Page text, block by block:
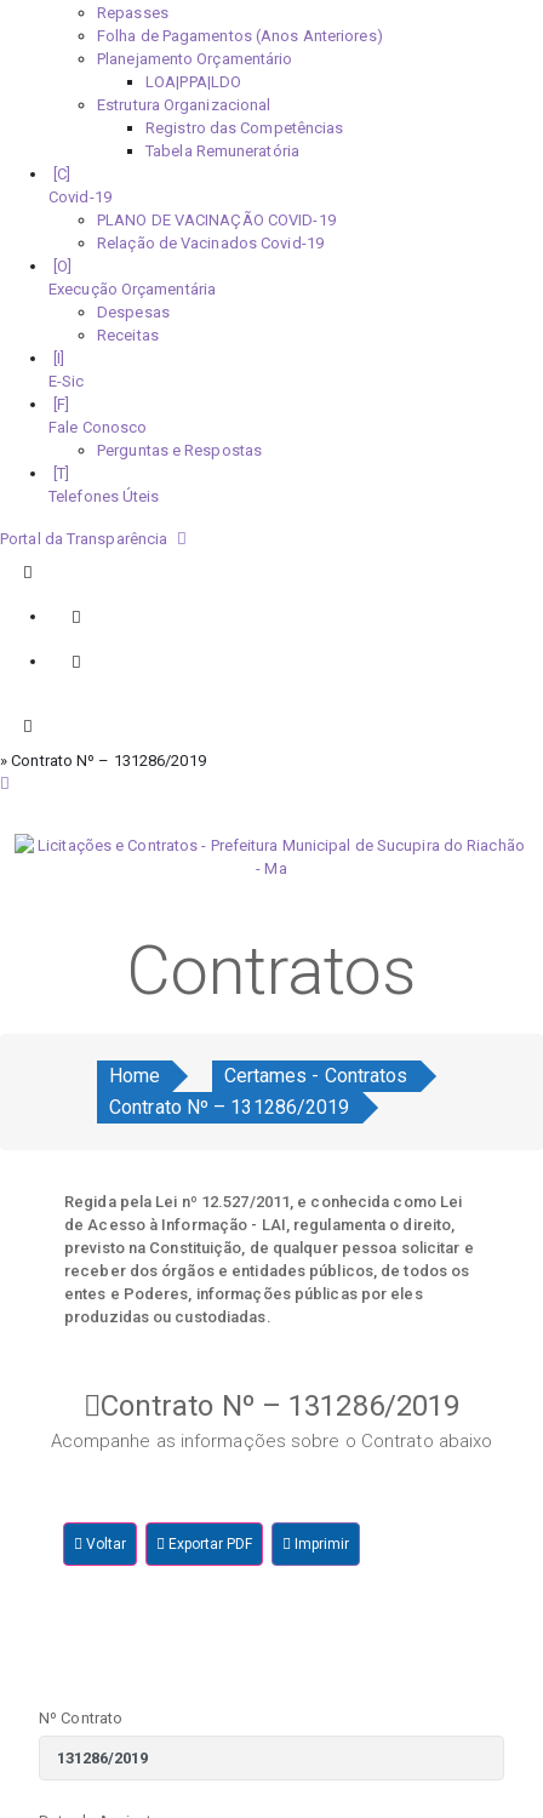
Repasses
Folha de Pagamentos (Anos Anteriores)
Planejamento Orçamentário
LOA|PPA|LDO
Estrutura Organizacional
Registro das Competências
Tabela Remuneratória
Covid-19
PLANO DE VACINAÇÃO COVID-19
Relação de Vacinados Covid-19
Execução Orçamentária
Despesas
Receitas
E-Sic
Fale Conosco
Perguntas e Respostas
Telefones Úteis
Portal da Transparência
» Contrato Nº – 131286/2019
Contratos
Home
Certames - Contratos
Contrato Nº – 131286/2019
Regida pela Lei nº 12.527/2011, e conhecida como Lei
de Acesso à Informação - LAI, regulamenta o direito,
previsto na Constituição, de qualquer pessoa solicitar e
receber dos órgãos e entidades públicos, de todos os
entes e Poderes, informações públicas por eles
produzidas ou custodiadas.
Contrato Nº – 131286/2019
Acompanhe as informações sobre o Contrato abaixo
Voltar Exportar PDF Imprimir
Nº Contrato